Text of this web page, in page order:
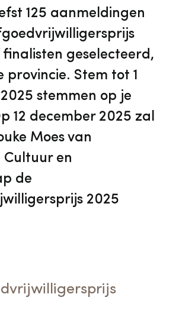
Zuid-Holland
alle diensten
Monumentenwacht
meer over ons
125 aanmeldingen
geselecteerd,
provincie. Stem tot 1
stemmen op je
12 december 2025 zal
Moes van
Cultuur en
de
2025